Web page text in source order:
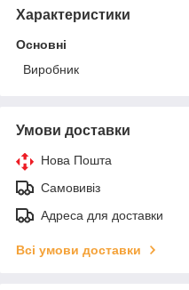
Характеристики
Основні
Виробник
Умови доставки
Нова Пошта
Самовивіз
Адреса для доставки
Всі умови доставки